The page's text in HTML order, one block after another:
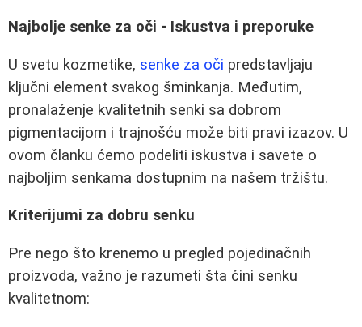
Najbolje senke za oči - Iskustva i preporuke
U svetu kozmetike, senke za oči predstavljaju
ključni element svakog šminkanja. Međutim,
pronalaženje kvalitetnih senki sa dobrom
pigmentacijom i trajnošću može biti pravi izazov. U
ovom članku ćemo podeliti iskustva i savete o
najboljim senkama dostupnim na našem tržištu.
Kriterijumi za dobru senku
Pre nego što krenemo u pregled pojedinačnih
proizvoda, važno je razumeti šta čini senku
kvalitetnom: